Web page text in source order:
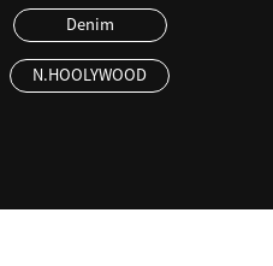
Denim
N.HOOLYWOOD